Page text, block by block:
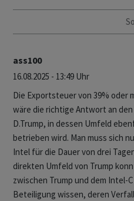
ass100
16.08.2025 - 13:49 Uhr
Die Exportsteuer von 39% oder
wäre die richtige Antwort an
D.Trump, in dessen Umfeld
betrieben wird. Man muss sich
Intel für die Dauer von drei
direkten Umfeld von Trump
zwischen Trump und dem Intel-
Beteiligung wissen, deren